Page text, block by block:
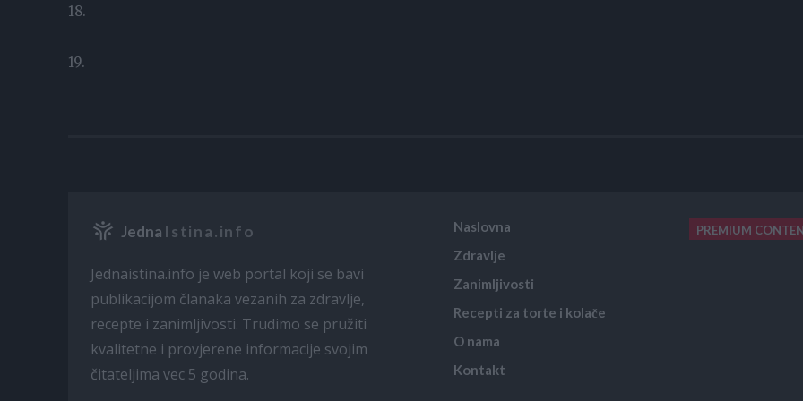
18.
19.
Jedna Istina.info
Jednaistina.info je web portal koji se bavi
publikacijom članaka vezanih za zdravlje,
recepte i zanimljivosti. Trudimo se pružiti
kvalitetne i provjerene informacije svojim
čitateljima vec 5 godina.
Naslovna
Zdravlje
Zanimljivosti
Recepti za torte i kolače
O nama
Kontakt
PREMIUM